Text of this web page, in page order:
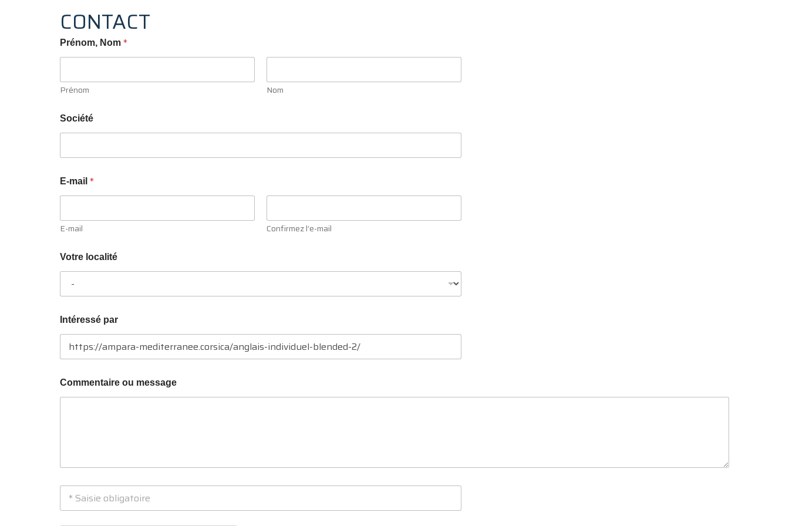
CONTACT
Prénom, Nom *
Prénom Nom
u
C
e
n
t
i
r
l
l
t
é
Société
E-mail *
E-mail Confirmez l’e-mail
Votre localité
Intéressé par
Commentaire ou message